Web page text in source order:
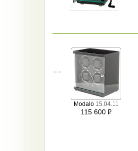
Modalo 15.04.11
115 600 i